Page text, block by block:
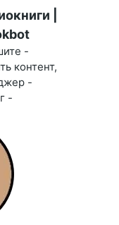
|
-
контент,
-
-